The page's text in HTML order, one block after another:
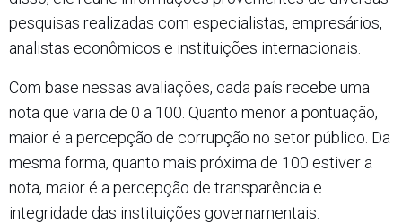
pesquisas realizadas com especialistas, empresários,
analistas econômicos e instituições internacionais.
Com base nessas avaliações, cada país recebe uma
nota que varia de 0 a 100. Quanto menor a pontuação,
maior é a percepção de corrupção no setor público. Da
mesma forma, quanto mais próxima de 100 estiver a
nota, maior é a percepção de transparência e
integridade das instituições governamentais.